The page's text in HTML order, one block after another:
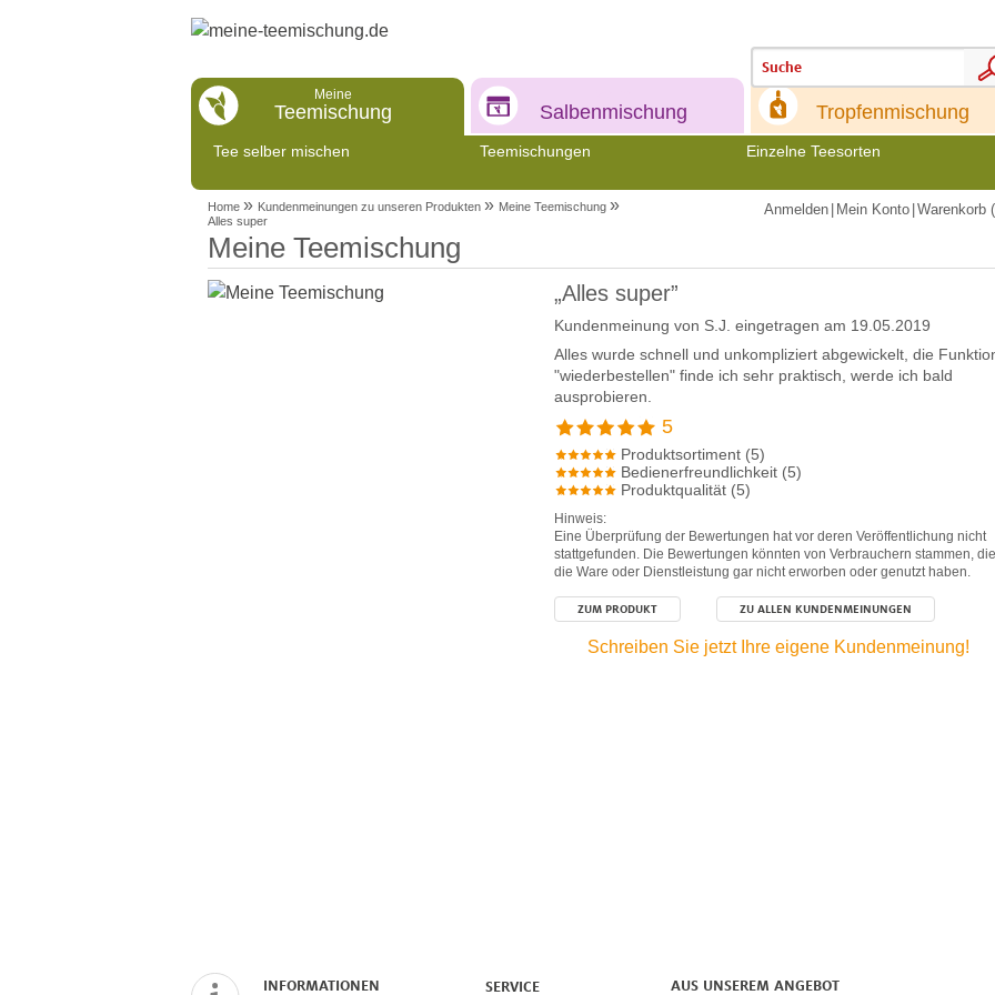
Meine
Teemischung
Tee selber mischen Teemischungen Einzelne Teesorten
Salbenmischung Tropfenmischung
Home » Kundenmeinungen zu unseren Produkten » Meine Teemischung »
Alles super
Warenkorb
Mein Konto
Anmelden
Meine Teemischung
„Alles super”
Kundenmeinung von S.J. eingetragen am 19.05.2019
Alles wurde schnell und unkompliziert abgewickelt, die
"wiederbestellen" finde ich sehr praktisch, werde ich bald
ausprobieren.
5
Produktsortiment (5)
Bedienerfreundlichkeit (5)
Produktqualität (5)
Hinweis:
Eine Überprüfung der Bewertungen hat vor deren Veröffentlichung nicht
stattgefunden. Die Bewertungen könnten von Verbrauchern stammen, die
die Ware oder Dienstleistung gar nicht erworben oder genutzt haben.
ZUM PRODUKT ZU ALLEN KUNDENMEINUNGEN
Schreiben Sie jetzt Ihre eigene Kundenmeinung!
INFORMATIONEN SERVICE AUS UNSEREM ANGEBOT